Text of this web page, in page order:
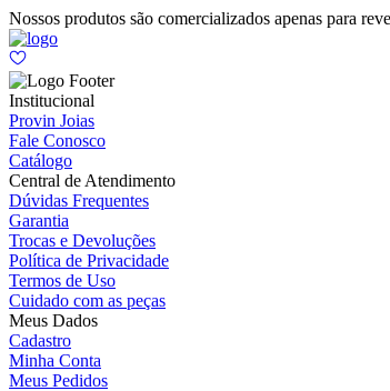
Nossos produtos são comercializados apenas para
Institucional
Provin Joias
Fale Conosco
Catálogo
Central de Atendimento
Dúvidas Frequentes
Garantia
Trocas e Devoluções
Política de Privacidade
Termos de Uso
Cuidado com as peças
Meus Dados
Cadastro
Minha Conta
Meus Pedidos